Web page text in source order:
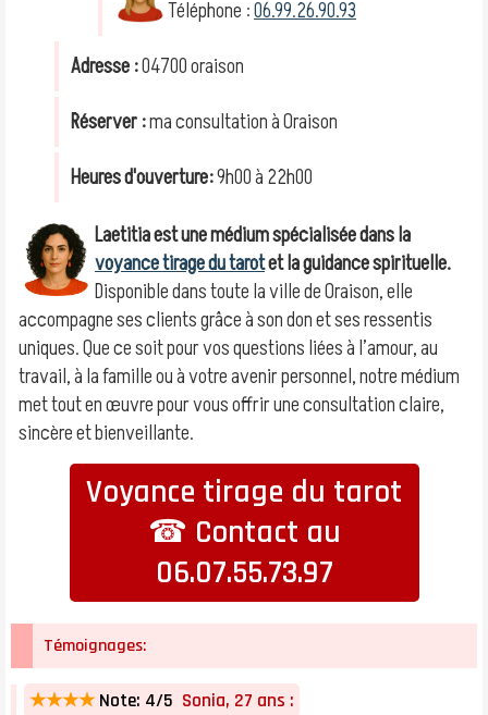
Téléphone :06.99.26.90.93
Adresse :04700 oraison
Réserver :ma consultation à Oraison
Heures d'ouverture:9h00 à 22h00
Laetitia est une médium spécialisée dans la
voyance tirage du tarotet la guidance spirituelle.
Disponible dans toute la ville de Oraison, elle
accompagne ses clients grâce à son don et ses ressentis
uniques. Que ce soit pour vos questions liées à l’amour, au
travail, à la famille ou à votre avenir personnel, notre médium
met tout en œuvre pour vous offrir une consultation claire,
sincère et bienveillante.
Voyance tirage du tarot
☎ Contact au
06.07.55.73.97
Témoignages:
★★★★ Note: 4/5 Sonia, 27 ans :